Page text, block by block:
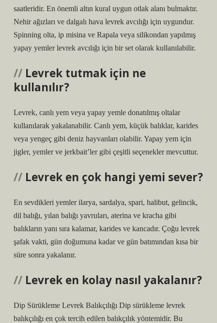
saatleridir. En önemli altın kural uygun otlak alanı bulmaktır.
Nehir ağızları ve dalgalı hava levrek avcılığı için uygundur.
Spinning olta, ip misina ve Rapala veya silikondan yapılmış
yapay yemler levrek avcılığı için bir set olarak kullanılabilir.
Levrek tutmak için ne
kullanılır?
Levrek, canlı yem veya yapay yemle donatılmış oltalar
kullanılarak yakalanabilir. Canlı yem, küçük balıklar, karides
veya yengeç gibi deniz hayvanları olabilir. Yapay yem için
jigler, yemler ve jerkbait’ler gibi çeşitli seçenekler mevcuttur.
Levrek en çok hangi yemi sever?
En sevdikleri yemler ilarya, sardalya, spari, halibut, gelincik,
dil balığı, yılan balığı yavruları, aterina ve kracha gibi
balıkların yanı sıra kalamar, karides ve kancadır. Çoğu levrek
şafak vakti, gün doğumuna kadar ve gün batımından kısa bir
süre sonra yakalanır.
Levrek en kolay nasıl yakalanır?
Dip Sürükleme Levrek Balıkçılığı Dip sürükleme levrek
balıkçılığı en çok tercih edilen balıkçılık yöntemidir. Bu